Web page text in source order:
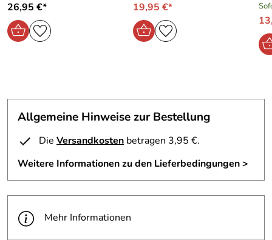
26,95 €* 19,95 €*
Allgemeine Hinweise zur Bestellung
Die Versandkosten betragen 3,95 €.
Weitere Informationen zu den Lieferbedingungen >
Mehr Informationen